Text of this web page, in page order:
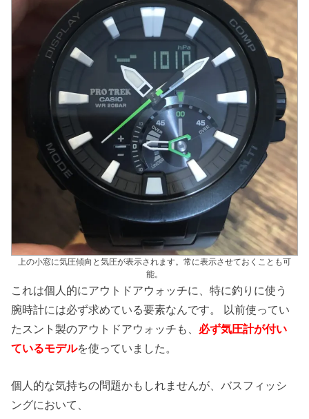
上の小窓に気圧傾向と気圧が表示されます。常に表示させておくことも可
能。
これは個人的にアウトドアウォッチに、特に釣りに使う
腕時計には必ず求めている要素なんです。 以前使ってい
たスント製のアウトドアウォッチも、 必ず気圧計が付い
ているモデルを使っていました。
個人的な気持ちの問題かもしれませんが、バスフィッシ
ングにおいて、